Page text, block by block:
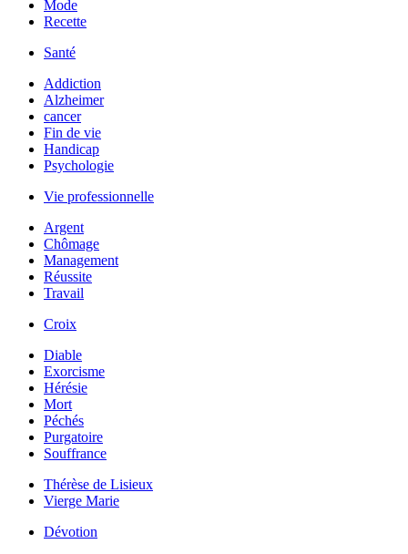
Mode
Recette
Santé
Addiction
Alzheimer
cancer
Fin de vie
Handicap
Psychologie
Vie professionnelle
Argent
Chômage
Management
Réussite
Travail
Croix
Diable
Exorcisme
Hérésie
Mort
Péchés
Purgatoire
Souffrance
Thérèse de Lisieux
Vierge Marie
Dévotion